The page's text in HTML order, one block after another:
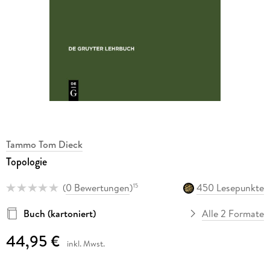
Tammo Tom Dieck
Topologie
(0 Bewertungen)15
450 Lesepunkte
Buch (kartoniert)
Alle 2 Formate
44,95 € inkl. Mwst.